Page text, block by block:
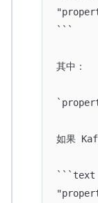
```
其中：
如果
```text